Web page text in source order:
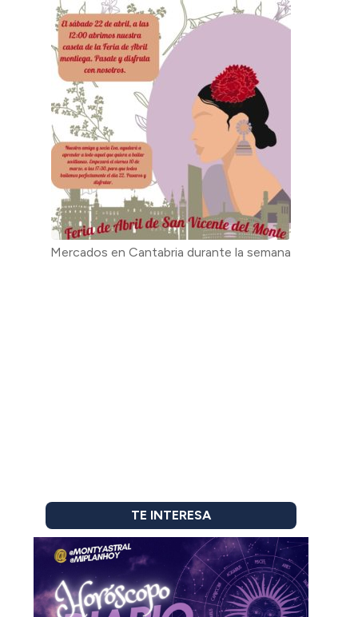
Mercados en Cantabria durante la semana
TE INTERESA